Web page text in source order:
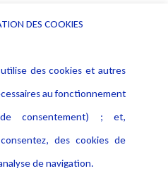
le maintien de la
comme la garantie d’un haut
DES COOKIES
des cookies et autres
au fonctionnement
consentement) ; et,
des cookies de
de navigation.